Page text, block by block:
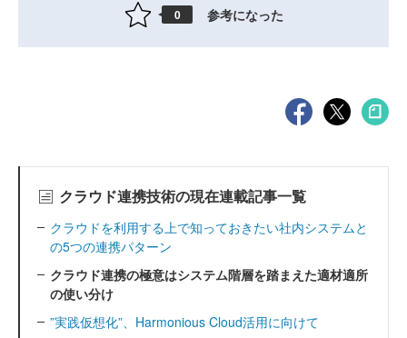
0 参考になった
クラウド連携技術の現在連載記事一覧
クラウドを利用する上で知っておきたい社内システムと
の5つの連携パターン
クラウド連携の極意はシステム階層を踏まえた適材適所
の使い分け
”実践仮想化”、Harmonious Cloud活用に向けて